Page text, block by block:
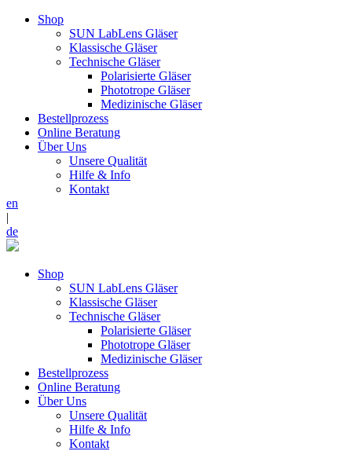
Shop
SUN LabLens Gläser
Klassische Gläser
Technische Gläser
Polarisierte Gläser
Phototrope Gläser
Medizinische Gläser
Bestellprozess
Online Beratung
Über Uns
Unsere Qualität
Hilfe & Info
Kontakt
en
|
de
Shop
SUN LabLens Gläser
Klassische Gläser
Technische Gläser
Polarisierte Gläser
Phototrope Gläser
Medizinische Gläser
Bestellprozess
Online Beratung
Über Uns
Unsere Qualität
Hilfe & Info
Kontakt